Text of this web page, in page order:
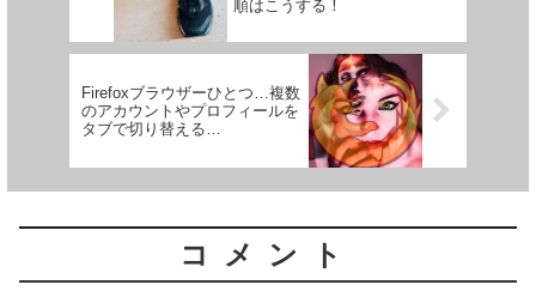
順はこうする！
Firefoxブラウザーひとつ…複数
のアカウントやプロフィールを
タブで切り替える
コメント